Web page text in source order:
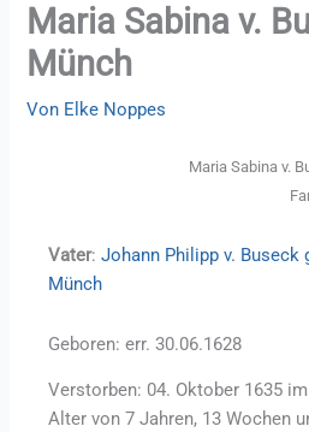
Maria Sabina v.
Münch
Von Elke Noppes
Maria Sabina v.
Vater: Johann Philipp v. Buseck
Münch
Geboren: err. 30.06.1628
Verstorben: 04. Oktober 1635 im
Alter von 7 Jahren, 13 Wochen